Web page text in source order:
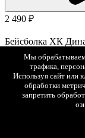
2 490 ₽
Бейсболка ХК
Арт. 21157
БЫСТРЫЙ
Мы обрабатываем
трафика,
Используя сайт или
обработки
запретить